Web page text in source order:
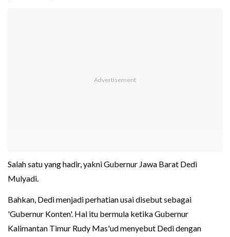
Salah satu yang hadir, yakni Gubernur Jawa Barat Dedi
Mulyadi.
Bahkan, Dedi menjadi perhatian usai disebut sebagai
'Gubernur Konten'. Hal itu bermula ketika Gubernur
Kalimantan Timur Rudy Mas'ud menyebut Dedi dengan